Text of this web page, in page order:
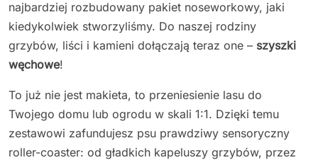
najbardziej rozbudowany pakiet noseworkowy, jaki
kiedykolwiek stworzyliśmy. Do naszej rodziny
grzybów, liści i kamieni dołączają teraz one – szyszki
węchowe!
To już nie jest makieta, to przeniesienie lasu do
Twojego domu lub ogrodu w skali 1:1. Dzięki temu
zestawowi zafundujesz psu prawdziwy sensoryczny
roller-coaster: od gładkich kapeluszy grzybów, przez